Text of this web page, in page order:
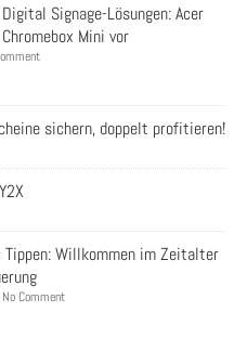
Signage-Lösungen: Acer
Mini vor
sichern, doppelt profitieren!
Willkommen im Zeitalter
Comment